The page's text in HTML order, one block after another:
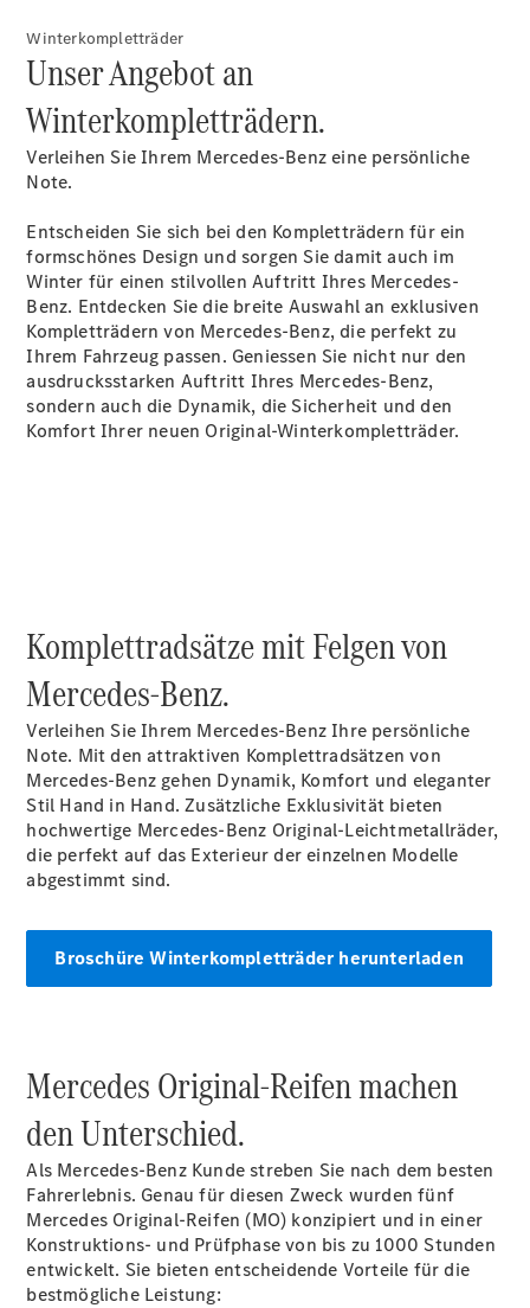
Winterkompletträder
Unser Angebot an
Winterkompletträdern.
Verleihen Sie Ihrem Mercedes-Benz eine persönliche
Note.
Entscheiden Sie sich bei den Kompletträdern für ein
formschönes Design und sorgen Sie damit auch im
Winter für einen stilvollen Auftritt Ihres Mercedes-
Benz. Entdecken Sie die breite Auswahl an exklusiven
Kompletträdern von Mercedes-Benz, die perfekt zu
Ihrem Fahrzeug passen. Geniessen Sie nicht nur den
ausdrucksstarken Auftritt Ihres Mercedes-Benz,
sondern auch die Dynamik, die Sicherheit und den
Komfort Ihrer neuen Original-Winterkompletträder.
Komplettradsätze mit Felgen von
Mercedes-Benz.
Verleihen Sie Ihrem Mercedes-Benz Ihre persönliche
Note. Mit den attraktiven Komplettradsätzen von
Mercedes-Benz gehen Dynamik, Komfort und eleganter
Stil Hand in Hand. Zusätzliche Exklusivität bieten
hochwertige Mercedes-Benz Original-Leichtmetallräder,
die perfekt auf das Exterieur der einzelnen Modelle
abgestimmt sind.
Broschüre Winterkompletträder herunterladen
Mercedes Original-Reifen machen
den Unterschied.
Als Mercedes-Benz Kunde streben Sie nach dem besten
Fahrerlebnis. Genau für diesen Zweck wurden fünf
Mercedes Original-Reifen (MO) konzipiert und in einer
Konstruktions- und Prüfphase von bis zu 1000 Stunden
entwickelt. Sie bieten entscheidende Vorteile für die
bestmögliche Leistung: